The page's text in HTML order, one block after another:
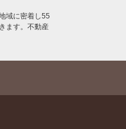
域に密着し55
ます。不動産